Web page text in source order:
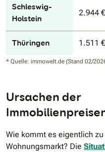
Schleswig-
Holstein
2.944
Thüringen 1.511
* Quelle: immowelt.de (Stand 02/
Ursachen der
Wie kommt es eigentlich
Wohnungsmarkt? Die